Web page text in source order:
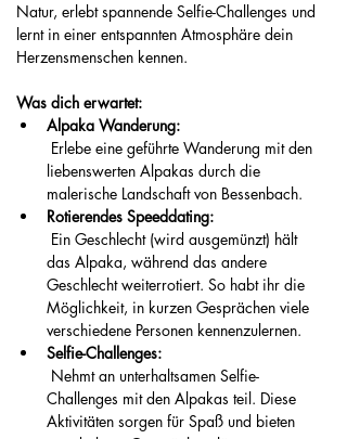
Natur, erlebt spannende Selfie-Challenges und
lernt in einer entspannten Atmosphäre dein
Herzensmenschen kennen.
Was dich erwartet:
Alpaka Wanderung:
liebenswerten Alpakas durch die
malerische Landschaft von Bessenbach.
Rotierendes Speeddating:
das Alpaka, während das andere
Geschlecht weiterrotiert. So habt ihr die
Möglichkeit, in kurzen Gesprächen viele
verschiedene Personen kennenzulernen.
Selfie-Challenges:
Challenges mit den Alpakas teil. Diese
Aktivitäten sorgen für Spaß und bieten